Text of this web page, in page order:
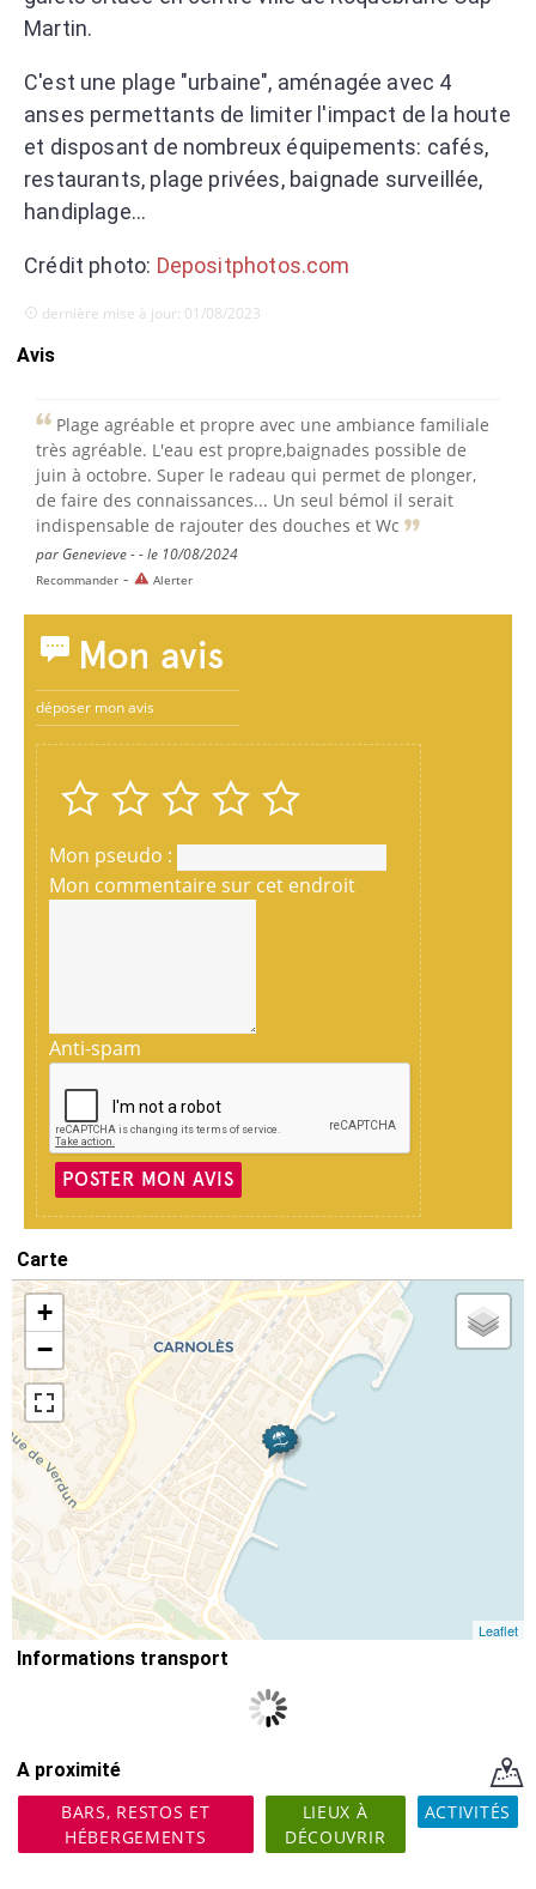
Martin.
C'est une plage "urbaine", aménagée avec 4
anses permettants de limiter l'impact de la houte
et disposant de nombreux équipements: cafés,
restaurants, plage privées, baignade surveillée,
handiplage...
Crédit photo: Depositphotos.com
dernière mise à jour: 01/08/2023
Avis
Plage agréable et propre avec une ambiance familiale
très agréable. L'eau est propre,baignades possible de
juin à octobre. Super le radeau qui permet de plonger,
de faire des connaissances... Un seul bémol il serait
indispensable de rajouter des douches et Wc
par Genevieve - - le 10/08/2024
Recommander - Alerter
Mon avis
déposer mon avis
Mon pseudo :
Mon commentaire sur cet endroit
Anti-spam
POSTER MON AVIS
Carte
+
−
Leaflet
Informations transport
A proximité
BARS, RESTOS ET
HÉBERGEMENTS
LIEUX À
DÉCOUVRIR
ACTIVITÉS